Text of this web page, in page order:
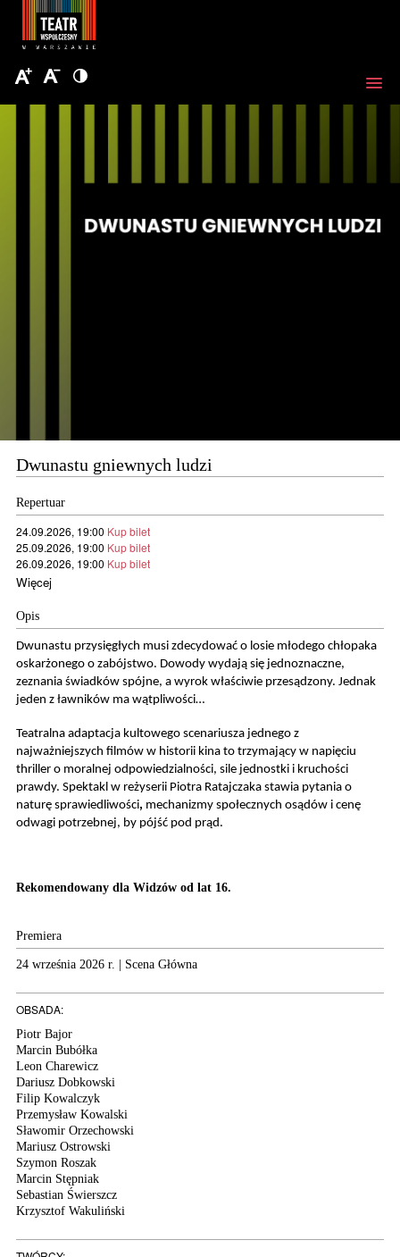
Dwunastu gniewnych ludzi
Repertuar
24.09.2026, 19:00 Kup bilet
25.09.2026, 19:00 Kup bilet
26.09.2026, 19:00 Kup bilet
Więcej
Opis
Dwunastu przysięgłych musi zdecydować o losie młodego chłopaka
oskarżonego o zabójstwo. Dowody wydają się jednoznaczne,
zeznania świadków spójne, a wyrok właściwie przesądzony. Jednak
jeden z ławników ma wątpliwości…
Teatralna adaptacja kultowego scenariusza jednego z
najważniejszych filmów w historii kina to trzymający w napięciu
thriller o moralnej odpowiedzialności, sile jednostki i kruchości
prawdy. Spektakl w reżyserii Piotra Ratajczaka stawia pytania o
naturę sprawiedliwości, mechanizmy społecznych osądów i cenę
odwagi potrzebnej, by pójść pod prąd.
Rekomendowany dla Widzów od lat 16.
Premiera
24 września 2026 r. | Scena Główna
OBSADA:
Piotr Bajor
Marcin Bubółka
Leon Charewicz
Dariusz Dobkowski
Filip Kowalczyk
Przemysław Kowalski
Sławomir Orzechowski
Mariusz Ostrowski
Szymon Roszak
Marcin Stępniak
Sebastian Świerszcz
Krzysztof Wakuliński